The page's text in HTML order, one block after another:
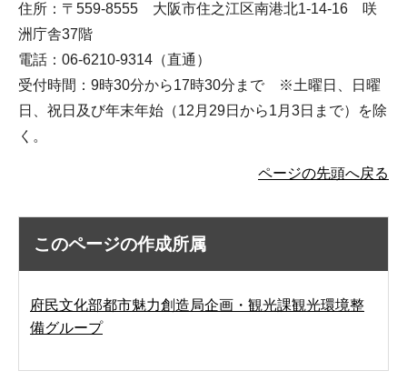
住所：〒559-8555 大阪市住之江区南港北1-14-16 咲
洲庁舎37階
電話：06-6210-9314（直通）
受付時間：9時30分から17時30分まで ※土曜日、日曜
日、祝日及び年末年始（12月29日から1月3日まで）を除
く。
ページの先頭へ戻る
このページの作成所属
府民文化部都市魅力創造局企画・観光課観光環境整
備グループ